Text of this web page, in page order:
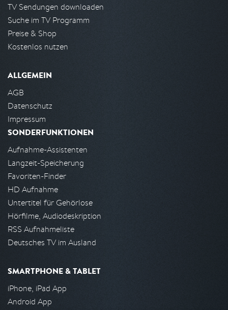
TV Sendungen downloaden
Suche im TV Programm
Preise & Shop
Kostenlos nutzen
ALLGEMEIN
AGB
Datenschutz
Impressum
SONDERFUNKTIONEN
Aufnahme-Assistenten
Langzeit-Speicherung
Favoriten-Finder
HD Aufnahme
Untertitel für Gehörlose
Hörfilme, Audiodeskription
RSS Aufnahmeliste
Deutsches TV im Ausland
SMARTPHONE & TABLET
iPhone, iPad App
Android App